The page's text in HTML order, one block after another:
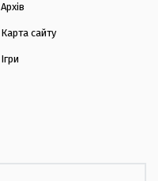
Архів
Карта сайту
Ігри